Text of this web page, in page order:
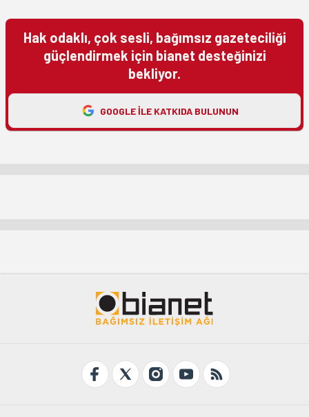
Hak odaklı, çok sesli, bağımsız gazeteciliği
güçlendirmek için bianet desteğinizi
bekliyor.
GOOGLE ILE KATKIDA BULUNUN